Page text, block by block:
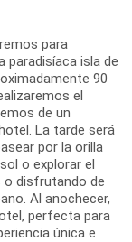
para
paradisíaca isla de
90
el
de un
La tarde será
por la orilla
o explorar el
o disfrutando de
Al anochecer,
perfecta para
única e